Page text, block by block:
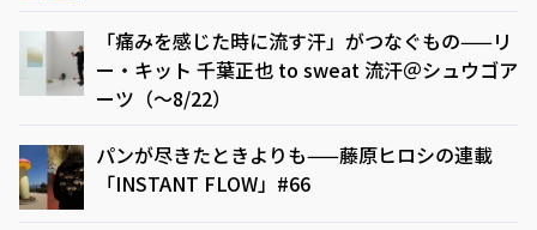
「痛みを感じた時に流す汗」がつなぐもの——リ
ー・キット 千葉正也 to sweat 流汗＠シュウゴア
ーツ（〜8/22）
パンが尽きたときよりも——藤原ヒロシの連載
「INSTANT FLOW」#66